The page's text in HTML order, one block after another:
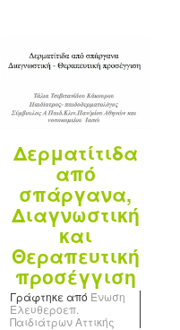
Δερματίτιδα
από
σπάργανα,
Διαγνωστική
και
Θεραπευτική
προσέγγιση
Γράφτηκε από Ένωση
Ελευθεροεπ.
Παιδιάτρων Αττικής